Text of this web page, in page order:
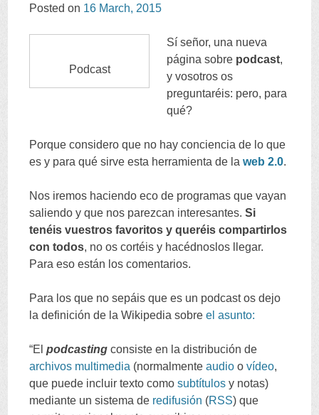
Posted on 16 March, 2015
Podcast
Sí señor, una nueva
página sobre podcast,
y vosotros os
preguntaréis: pero, para
qué?
Porque considero que no hay conciencia de lo que
es y para qué sirve esta herramienta de la web 2.0.
Nos iremos haciendo eco de programas que vayan
saliendo y que nos parezcan interesantes.Si
tenéis vuestros favoritos y queréis compartirlos
con todos, no os cortéis y hacédnoslos llegar.
Para eso están los comentarios.
Para los que no sepáis que es un podcast os dejo
la definición de la Wikipedia sobre el asunto:
“El podcasting consiste en la distribución de
archivos multimedia (normalmente audio o vídeo,
que puede incluir texto como subtítulos y notas)
mediante un sistema de redifusión (RSS)que